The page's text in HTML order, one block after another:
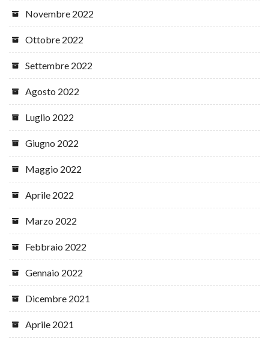
Novembre 2022
Ottobre 2022
Settembre 2022
Agosto 2022
Luglio 2022
Giugno 2022
Maggio 2022
Aprile 2022
Marzo 2022
Febbraio 2022
Gennaio 2022
Dicembre 2021
Aprile 2021